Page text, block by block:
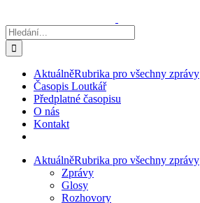
obsah
Hledat:
AktuálněRubrika pro všechny zprávy
Časopis Loutkář
Předplatné časopisu
O nás
Kontakt
AktuálněRubrika pro všechny zprávy
Zprávy
Glosy
Rozhovory